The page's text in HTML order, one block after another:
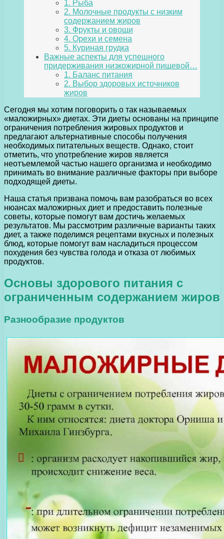
1. Рыба
2. Молочные продукты с низким
содержанием жиров
3. Фрукты и овощи
4. Орехи и семена
5. Куриная грудка
Важные аспекты для успешного
придерживания низкожирной пищевой…
1. Баланс питания
2. Выбор здоровых источников
жиров
Сегодня мы хотим поговорить о так называемых
«маложирных» диетах. Эти диеты основаны на принципе
ограничения потребления жировых продуктов и
предлагают альтернативные способы получения
необходимых питательных веществ. Однако, стоит
отметить, что употребление жиров является
неотъемлемой частью нашего организма и необходимо
принимать во внимание различные факторы при выборе
подходящей диеты.
Наша статья призвана помочь вам разобраться во всех
нюансах маложирных диет и предоставить полезные
советы, которые помогут вам достичь желаемых
результатов. Мы рассмотрим различные варианты таких
диет, а также поделимся рецептами вкусных и полезных
блюд, которые помогут вам насладиться процессом
похудения без чувства голода и отказа от любимых
продуктов.
Основы здорового питания с
ограниченным содержанием жиров
Разнообразие продуктов